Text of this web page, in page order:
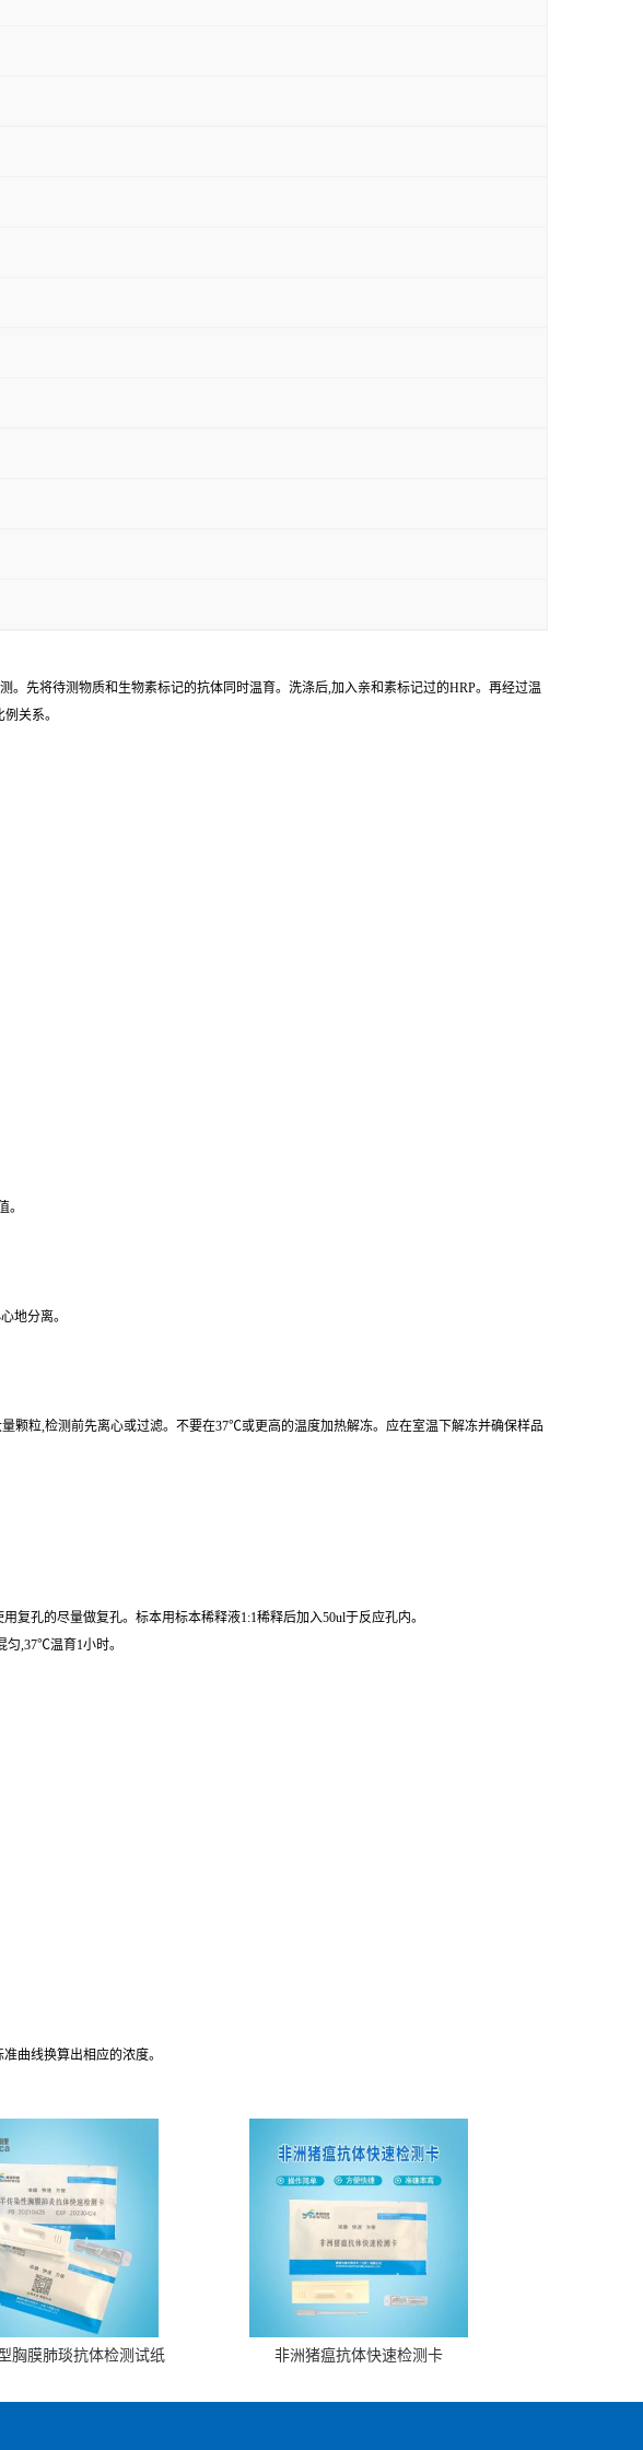
先将待测物质和生物素标记的抗体同时温育。洗涤后,加入亲和素标记过的HRP。再经过温
。
地分离。
粒,检测前先离心或过滤。不要在37℃或更高的温度加热解冻。应在室温下解冻并确保样品
孔的尽量做复孔。标本用标本稀释液1:1稀释后加入50ul于反应孔内。
匀,37℃温育1小时。
曲线换算出相应的浓度。
胸膜肺琰抗体检测试纸 非洲猪瘟抗体快速检测卡